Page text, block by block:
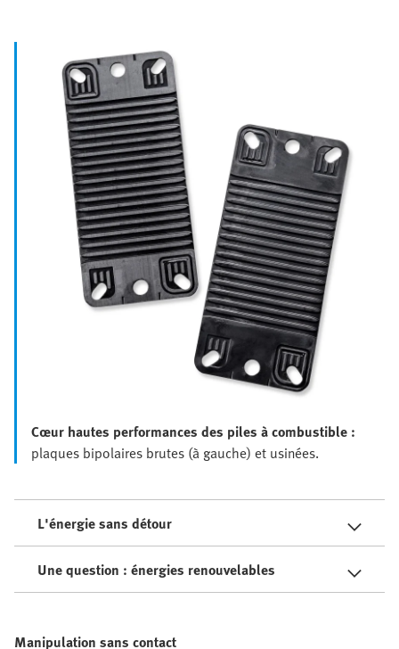
Cœur hautes performances des piles à combustible :
plaques bipolaires brutes (à gauche) et usinées.
L'énergie sans détour
Une question : énergies renouvelables
Manipulation sans contact